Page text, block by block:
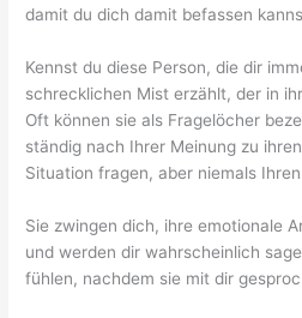
damit du dich damit befassen
Kennst du diese Person, die dir
schrecklichen Mist erzählt, der in
Oft können sie als Fragelöcher
ständig nach Ihrer Meinung zu
Situation fragen, aber niemals
Sie zwingen dich, ihre emotionale
und werden dir wahrscheinlich
fühlen, nachdem sie mit dir